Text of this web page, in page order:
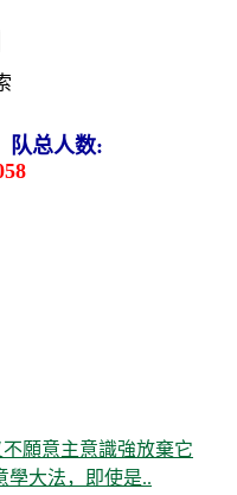
队总人数:
願意主意識強放棄它
學大法，即使是..